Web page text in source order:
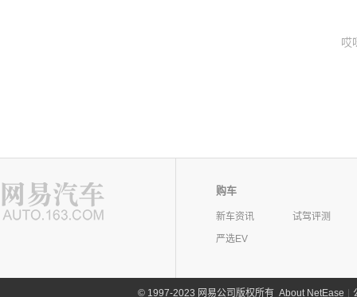
哎
购车
新车资讯
试驾评测
严选EV
©1997-2023 网易公司版权所有 About NetEase